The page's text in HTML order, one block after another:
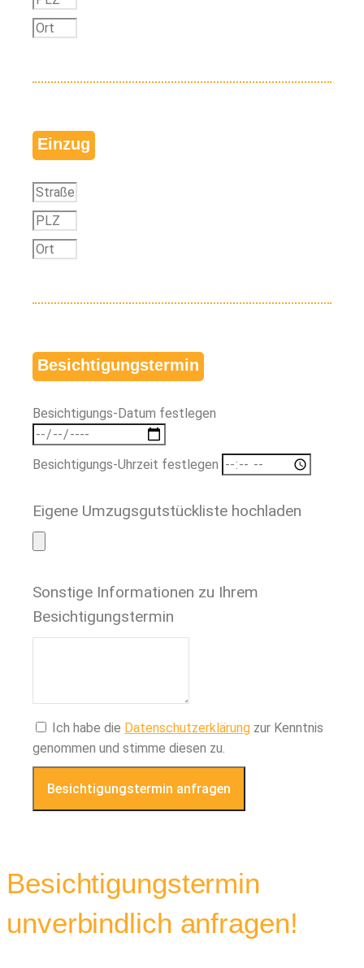
Einzug
Besichtigungstermin
Besichtigungs-Datum festlegen
Besichtigungs-Uhrzeit festlegen
Eigene Umzugsgutstückliste hochladen
Sonstige Informationen zu Ihrem
Besichtigungstermin
Ich habe die Datenschutzerklärung zur Kenntnis
genommen und stimme diesen zu.
Besichtigungstermin anfragen
Besichtigungstermin
unverbindlich anfragen!